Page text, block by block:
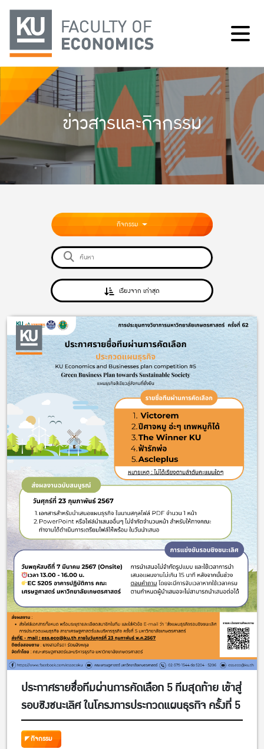
ข่าวสารและกิจกรรม
กิจกรรม
เรียงจาก เก่าสุด
ประกาศรายชื่อทีมผ่านการคัดเลือก 5 ทีมสุดท้าย เข้าสู่
รอบชิงชนะเลิศ ในโครงการประกวดแผนธุรกิจ ครั้งที่ 5
กิจกรรม